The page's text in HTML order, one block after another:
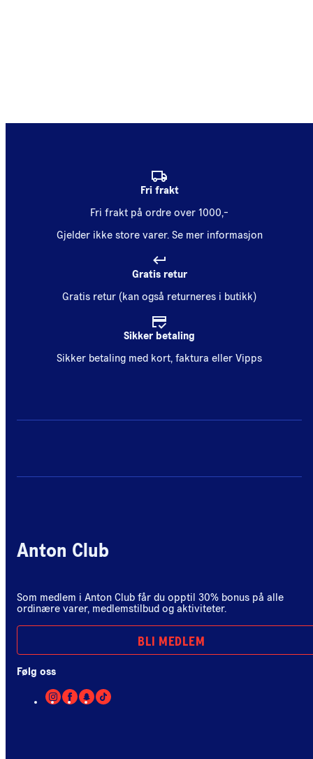
Fri frakt
Fri frakt på ordre over 1000,-
Gjelder ikke store varer. Se mer informasjon
Gratis retur
Gratis retur (kan også returneres i butikk)
Sikker betaling
Sikker betaling med kort, faktura eller Vipps
Anton Club
Som medlem i Anton Club får du opptil 30% bonus på alle
ordinære varer, medlemstilbud og aktiviteter.
BLI MEDLEM
Følg oss